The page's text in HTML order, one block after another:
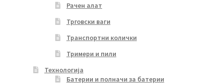
Рачен алат
Трговски ваги
Транспортни колички
Тримери и пили
Технологија
Батерии и полначи за батерии